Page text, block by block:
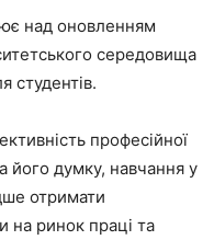
над оновленням
середовища
студентів.
професійної
його думку, навчання у
отримати
на ринок праці та